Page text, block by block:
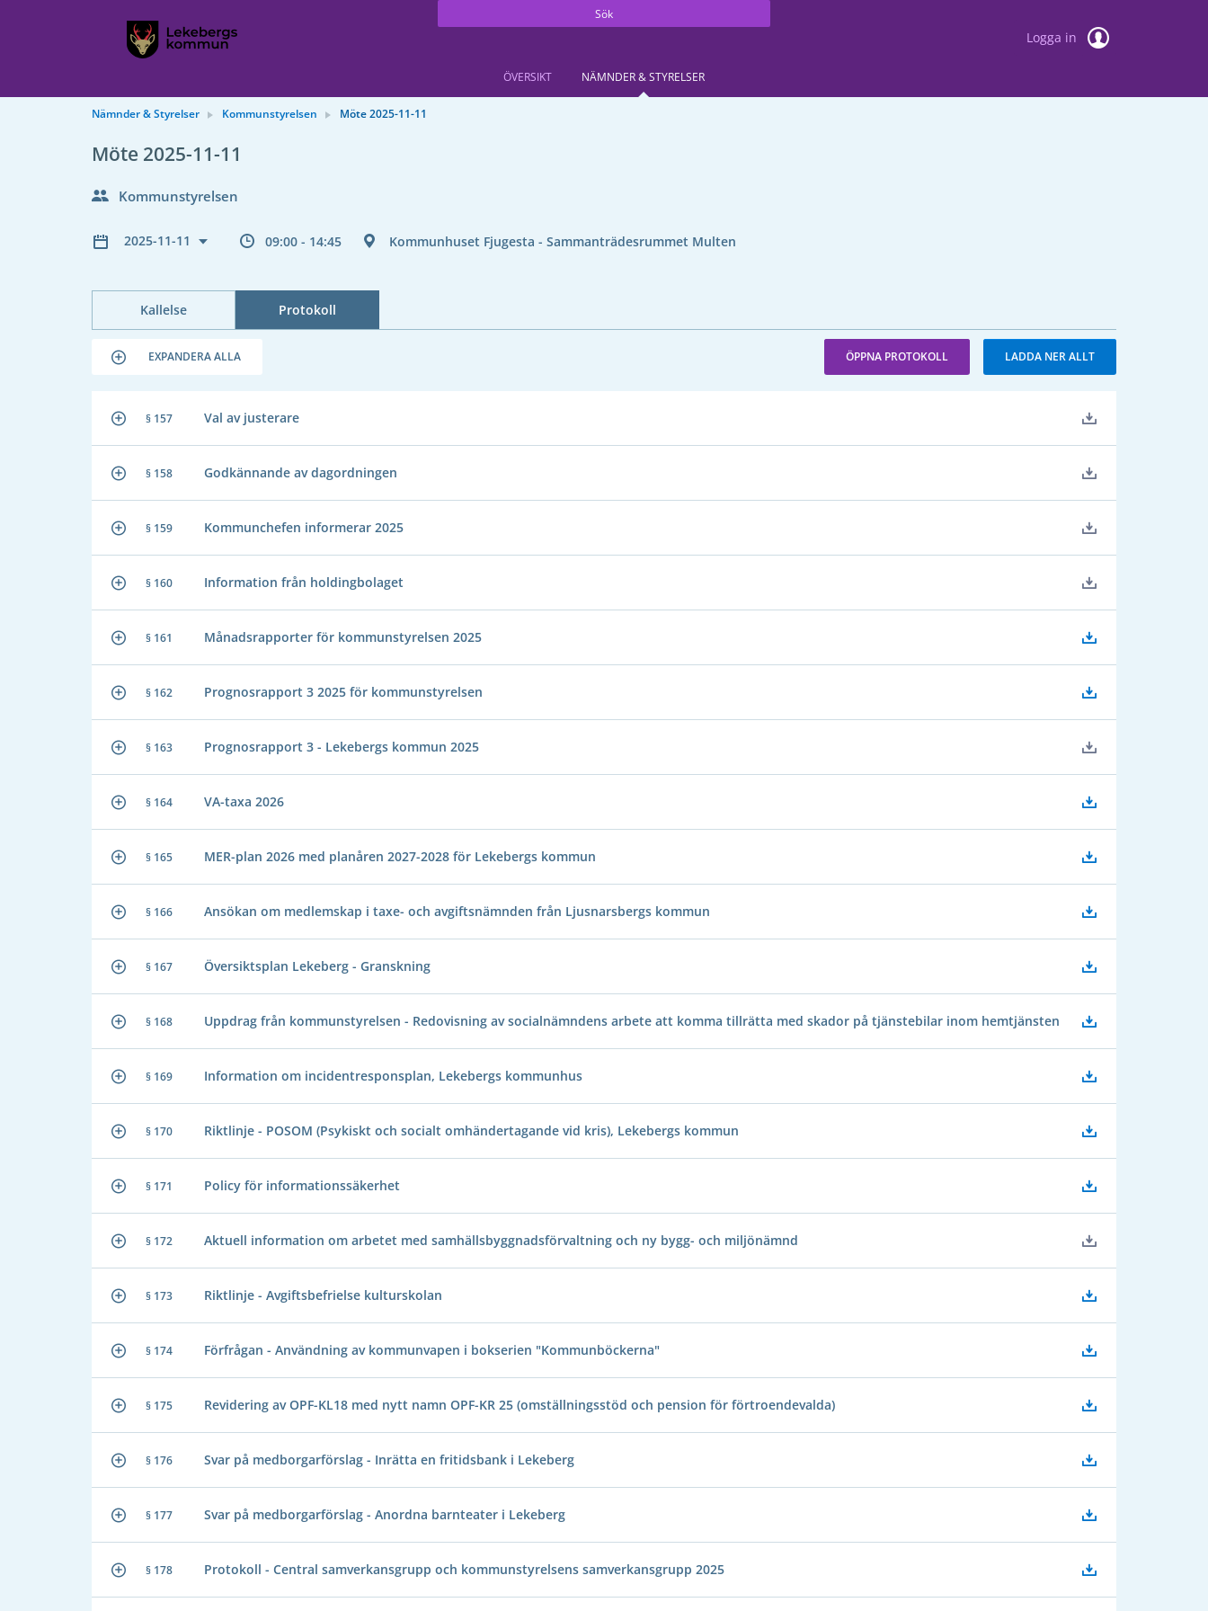
Sök
Logga in
ÖVERSIKT NÄMNDER & STYRELSER
Nämnder & Styrelser Kommunstyrelsen Möte 2025-11-11
Möte 2025-11-11
Kommunstyrelsen
2025-11-11 09:00 - 14:45 Kommunhuset Fjugesta - Sammanträdesrummet Multen
Kallelse Protokoll
EXPANDERA ALLA ÖPPNA PROTOKOLL LADDA NER ALLT
§ 157 Val av justerare
§ 158 Godkännande av dagordningen
§ 159 Kommunchefen informerar 2025
§ 160 Information från holdingbolaget
§ 161 Månadsrapporter för kommunstyrelsen 2025
§ 162 Prognosrapport 3 2025 för kommunstyrelsen
§ 163 Prognosrapport 3 - Lekebergs kommun 2025
§ 164 VA-taxa 2026
§ 165 MER-plan 2026 med planåren 2027-2028 för Lekebergs kommun
§ 166 Ansökan om medlemskap i taxe- och avgiftsnämnden från Ljusnarsbergs kommun
§ 167 Översiktsplan Lekeberg - Granskning
§ 168 Uppdrag från kommunstyrelsen - Redovisning av socialnämndens arbete att komma tillrätta med skador på tjänstebilar inom hemtjänsten
§ 169 Information om incidentresponsplan, Lekebergs kommunhus
§ 170 Riktlinje - POSOM (Psykiskt och socialt omhändertagande vid kris), Lekebergs kommun
§ 171 Policy för informationssäkerhet
§ 172 Aktuell information om arbetet med samhällsbyggnadsförvaltning och ny bygg- och miljönämnd
§ 173 Riktlinje - Avgiftsbefrielse kulturskolan
§ 174 Förfrågan - Användning av kommunvapen i bokserien "Kommunböckerna"
§ 175 Revidering av OPF-KL18 med nytt namn OPF-KR 25 (omställningsstöd och pension för förtroendevalda)
§ 176 Svar på medborgarförslag - Inrätta en fritidsbank i Lekeberg
§ 177 Svar på medborgarförslag - Anordna barnteater i Lekeberg
§ 178 Protokoll - Central samverkansgrupp och kommunstyrelsens samverkansgrupp 2025